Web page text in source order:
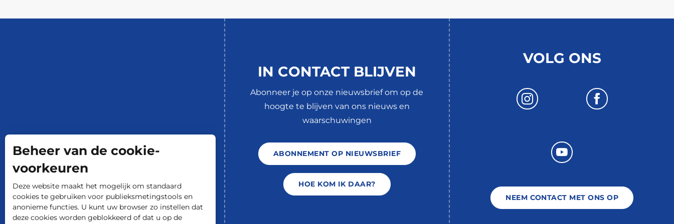
IN CONTACT BLIJVEN
Abonneer je op onze nieuwsbrief om op de
hoogte te blijven van ons nieuws en
waarschuwingen
ABONNEMENT OP NIEUWSBRIEF
HOE KOM IK DAAR?
VOLG ONS
NEEM CONTACT MET ONS OP
Beheer van de cookie-
voorkeuren
Deze website maakt het mogelijk om standaard
cookies te gebruiken voor publieksmetingstools en
anonieme functies. U kunt uw browser zo instellen dat
deze cookies worden geblokkeerd of dat u op de